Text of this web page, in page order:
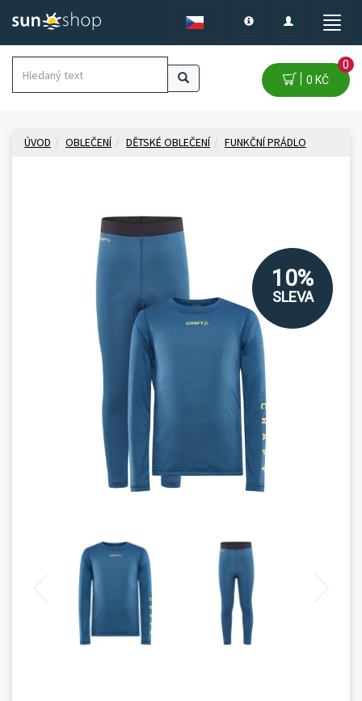
Toggle
Toggle
navigation
Toggle
0 KČ
0
ÚVOD OBLEČENÍ DĚTSKÉ OBLEČENÍ FUNKČNÍ PRÁDLO
10%
SLEVA